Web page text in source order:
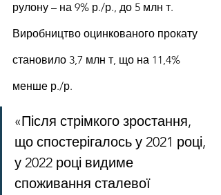
рулону – на 9% р./р., до 5 млн т.
Виробництво оцинкованого прокату
становило 3,7 млн т, що на 11,4%
менше р./р.
«Після стрімкого зростання,
що спостерігалось у 2021 році,
у 2022 році видиме
споживання сталевої